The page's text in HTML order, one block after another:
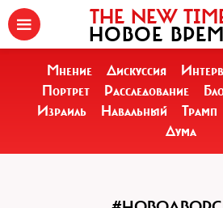
THE NEW
НОВОЕ
Мнение Дискуссия
Портрет
Расследование
Израиль
Навальный Трамп
Дума